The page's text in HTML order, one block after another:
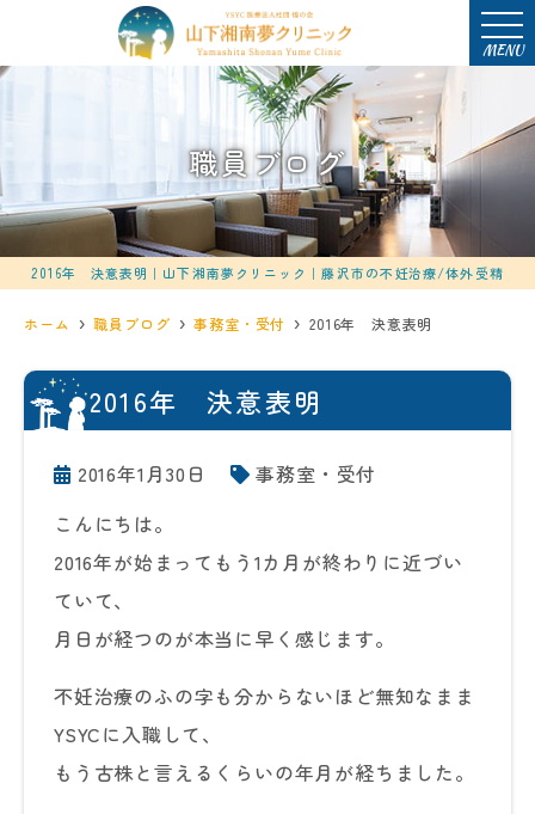
MENU
職員ブログ
2016年 決意表明｜山下湘南夢クリニック｜藤沢市の不妊治療/体外受精
ホーム 職員ブログ 事務室・受付 2016年 決意表明
2016年 決意表明
2016年1月30日
事務室・受付
こんにちは。
2016年が始まってもう1カ月が終わりに近づい
ていて、
月日が経つのが本当に早く感じます。
不妊治療のふの字も分からないほど無知なまま
YSYCに入職して、
もう古株と言えるくらいの年月が経ちました。